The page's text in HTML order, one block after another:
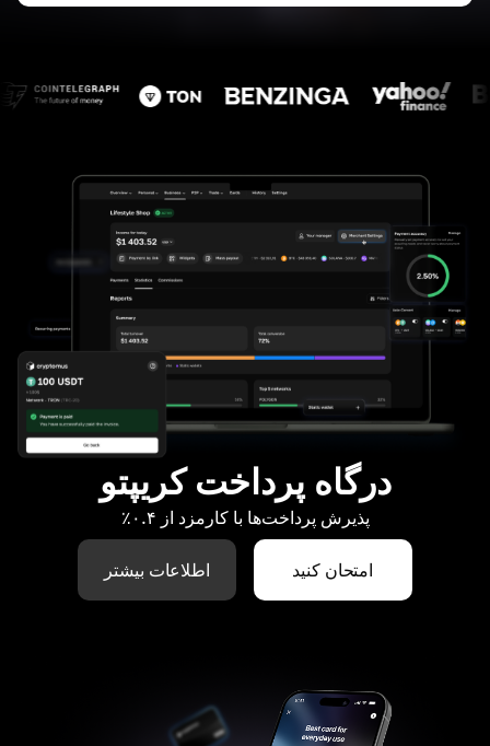
درگاه پرداخت کریپتو
پذیرش پرداخت‌ها با کارمزد از ۰.۴٪
امتحان کنید اطلاعات بیشتر